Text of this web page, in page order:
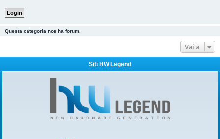
Questa categoria non ha forum.
Vai a
Siti HW Legend